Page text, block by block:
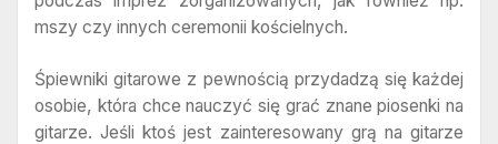
mszy czy innych ceremonii kościelnych.
Śpiewniki gitarowe z pewnością przydadzą się każdej
osobie, która chce nauczyć się grać znane piosenki na
gitarze. Jeśli ktoś jest zainteresowany grą na gitarze